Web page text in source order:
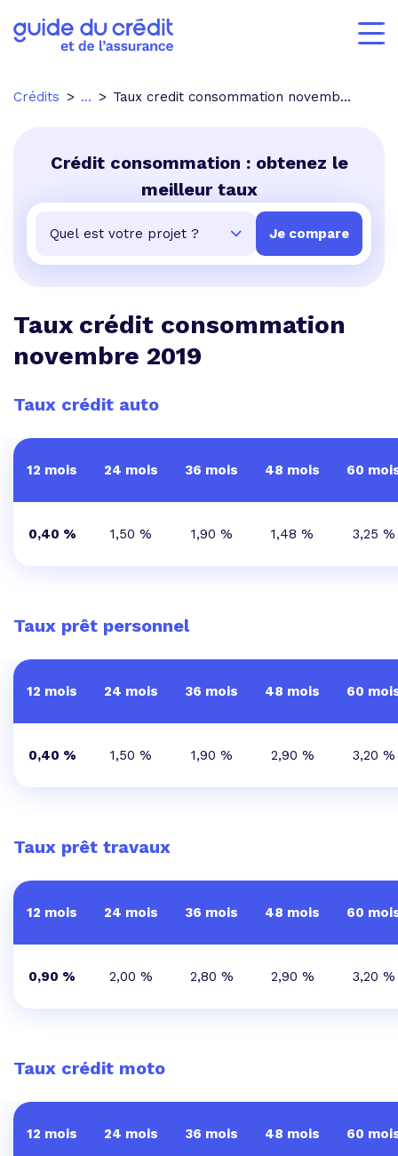
Crédits ... Taux credit consommation novembre 2019
Crédit consommation : obtenez le
meilleur taux
Taux crédit consommation
novembre 2019
Taux crédit auto
12 mois 24 mois 36 mois 48 mois 60
0,40 % 1,50 % 1,90 % 1,48 % 3,25 %
Taux prêt personnel
12 mois 24 mois 36 mois 48 mois 60
0,40 % 1,50 % 1,90 % 2,90 % 3,20 %
Taux prêt travaux
12 mois 24 mois 36 mois 48 mois 60
0,90 % 2,00 % 2,80 % 2,90 % 3,20 %
Taux crédit moto
12 mois 24 mois 36 mois 48 mois 60